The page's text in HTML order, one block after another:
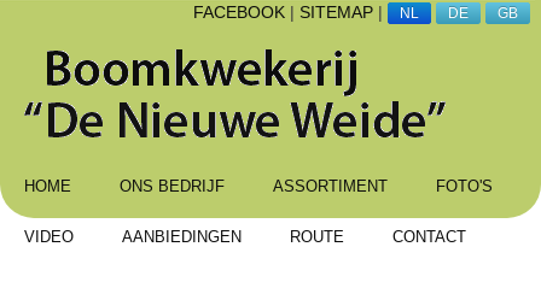
FACEBOOK | SITEMAP | NL DE GB
HOME ONS BEDRIJF ASSORTIMENT FOTO'S
VIDEO AANBIEDINGEN ROUTE CONTACT